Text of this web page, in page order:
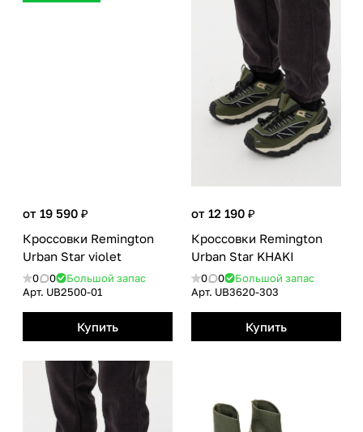
от 19 590 ₽
Кроссовки Remington
Urban Star violet
0 0
Большой запас
Арт. UB2500-01
Купить
от 12 190 ₽
Кроссовки Remington
Urban Star KHAKI
0 0
Большой запас
Арт. UB3620-303
Купить